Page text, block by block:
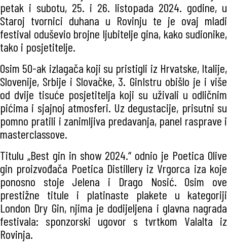
petak i subotu, 25. i 26. listopada 2024. godine, u
Staroj tvornici duhana u Rovinju te je ovaj mladi
festival oduševio brojne ljubitelje gina, kako sudionike,
tako i posjetitelje.
Osim 50-ak izlagača koji su pristigli iz Hrvatske, Italije,
Slovenije, Srbije i Slovačke, 3. GinIstru obišlo je i više
od dvije tisuće posjetitelja koji su uživali u odličnim
pićima i sjajnoj atmosferi. Uz degustacije, prisutni su
pomno pratili i zanimljiva predavanja, panel rasprave i
masterclassove.
Titulu „Best gin in show 2024.“ odnio je Poetica Olive
gin proizvođača Poetica Distillery iz Vrgorca iza koje
ponosno stoje Jelena i Drago Nosić. Osim ove
prestižne titule i platinaste plakete u kategoriji
London Dry Gin, njima je dodijeljena i glavna nagrada
festivala: sponzorski ugovor s tvrtkom Valalta iz
Rovinja.